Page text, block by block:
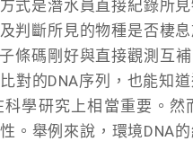
式是潛水員直接紀錄所
判斷所見的物種是否棲
條碼剛好與直接觀測互
對的DNA序列，也能知
學研究上相當重要。
。舉例來說，環境DNA